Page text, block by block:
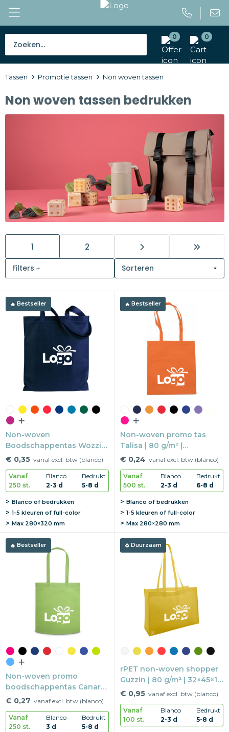
0 0
Caps en mutsen
Outdoor en vrije tijd
Snoepgoed
Home en living
Health en wellness
Kantoorartikelen
Textiel
Thema
Merken
Tassen Promotie tassen Non woven tassen
Non woven tassen bedrukken
1 2
Filters
Bestseller
Non-woven
Boodschappentas Wozzin
| 70 g/m² | 36×40 cm |
€ 0,35 vanaf excl. btw (blanco)
Vanaf
250 st.
Blanco
2-3 d
Bedrukt
5-8 d
Blanco of bedrukken
1-5 kleuren of full-color
Max 280×320 mm
Bestseller
Non-woven promo tas
Talisa | 80 g/m² |
37×40,5×0,2 cm | Lange
€ 0,24 vanaf excl. btw (blanco)
Vanaf
500 st.
Blanco
2-3 d
Bedrukt
6-8 d
Blanco of bedrukken
1-5 kleuren of full-color
Max 280×280 mm
Bestseller
Non-woven promo
boodschappentas Canary |
80 g/m² | 38×41,5×8,5 cm |
€ 0,27 vanaf excl. btw (blanco)
Vanaf
250 st.
Blanco
3 d
Bedrukt
5-8 d
Duurzaam
rPET non-woven shopper
Guzzin | 80 g/m² | 32×45×16
cm | Met bodem
€ 0,95 vanaf excl. btw (blanco)
Vanaf
100 st.
Blanco
2-3 d
Bedrukt
5-8 d